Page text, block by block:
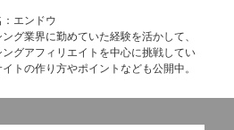
エンドウ
グ業界に勤めていた経験を活かして、
ングアフィリエイトを中心に挑戦してい
イトの作り方やポイントなども公開中。